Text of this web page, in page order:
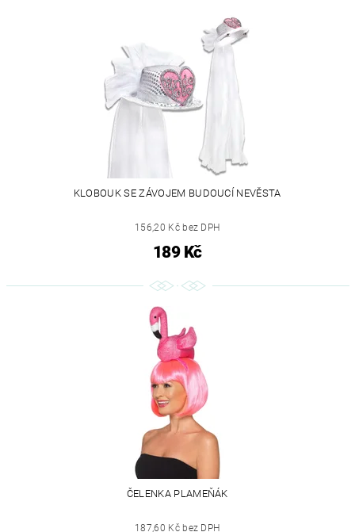
KLOBOUK SE ZÁVOJEM BUDOUCÍ NEVĚSTA
156,20 Kč bez DPH
189 Kč
ČELENKA PLAMEŇÁK
187,60 Kč bez DPH